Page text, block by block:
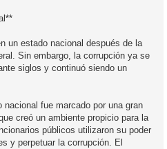
un estado nacional después de la
Sin embargo, la corrupción ya se
siglos y continuó siendo un
fue marcado por una gran
creó un ambiente propicio para la
públicos utilizaron su poder
y perpetuar la corrupción. El